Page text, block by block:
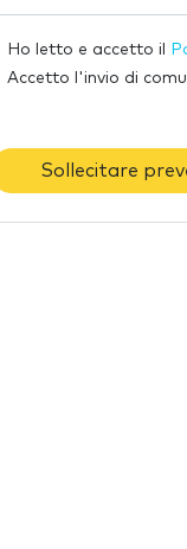
Ho letto e accetto il
Accetto l'invio di
Sollecitare